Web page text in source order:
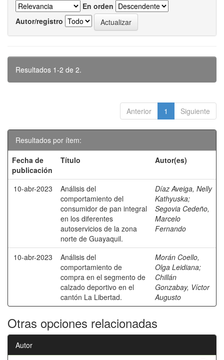
En orden
Autor/registro
Resultados 1-2 de 2.
Anterior 1 Siguiente
Resultados por ítem:
Fecha de
publicación
Título Autor(es)
10-abr-2023
Análisis del
comportamiento del
consumidor de pan integral
en los diferentes
autoservicios de la zona
norte de Guayaquil.
Díaz Aveiga, Nelly
Kathyuska;
Segovia Cedeño,
Marcelo
Fernando
10-abr-2023
Análisis del
comportamiento de
compra en el segmento de
calzado deportivo en el
cantón La Libertad.
Morán Coello,
Olga Leidiana;
Chillán
Gonzabay, Víctor
Augusto
Otras opciones relacionadas
Autor